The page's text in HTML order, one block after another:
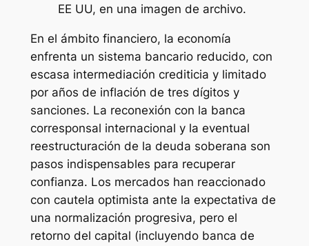
EE UU, en una imagen de archivo.
En el ámbito financiero, la economía
enfrenta un sistema bancario reducido, con
escasa intermediación crediticia y limitado
por años de inflación de tres dígitos y
sanciones. La reconexión con la banca
corresponsal internacional y la eventual
reestructuración de la deuda soberana son
pasos indispensables para recuperar
confianza. Los mercados han reaccionado
con cautela optimista ante la expectativa de
una normalización progresiva, pero el
retorno del capital (incluyendo banca de